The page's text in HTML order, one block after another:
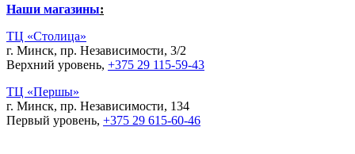
Наши магазины:
ТЦ «Столица»
г. Минск, пр. Независимости, 3/2
Верхний уровень, +375 29 115-59-43
ТЦ «Першы»
г. Минск, пр. Независимости, 134
Первый уровень, +375 29 615-60-46